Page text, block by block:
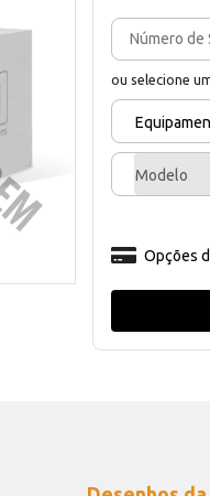
ou selecione
Modelo
Opções